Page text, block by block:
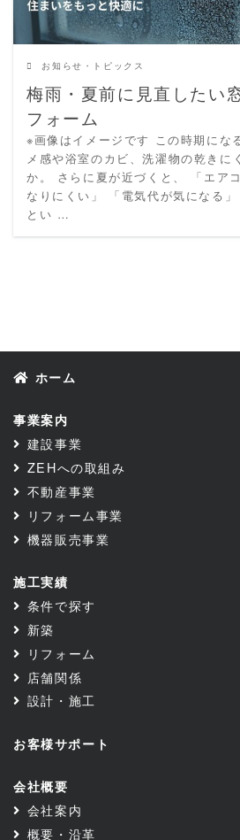
お知らせ・トピックス
梅雨・夏前に見直したい
フォーム
※画像はイメージです この時期にな
メ感や浴室のカビ、洗濯物の乾きに
か。 さらに夏が近づくと、 「エア
なりにくい」 「電気代が気になる」
とい …
ホーム
事業案内
建設事業
ZEHへの取組み
不動産事業
リフォーム事業
機器販売事業
施工実績
条件で探す
新築
リフォーム
店舗関係
設計・施工
お客様サポート
会社概要
会社案内
概要・沿革